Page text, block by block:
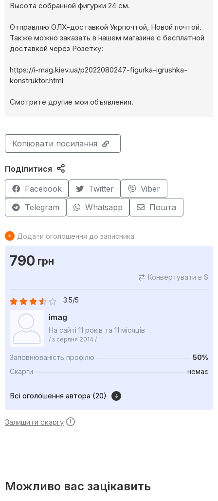
Высота собранной фигурки 24 см.
Отправляю ОЛХ-доставкой Укрпочтой, Новой почтой.
Также можно заказать в нашем магазине с бесплатной
доставкой через Розетку:
https://i-mag.kiev.ua/p2022080247-figurka-igrushka-
konstruktor.html
Смотрите другие мои объявления.
Копіювати посилання
Поділитися
Facebook Twitter
Viber
Telegram
Whatsapp Пошта
Додати оголошення до записника
790 грн
Конвертувати в $
3.5/5
imag
На сайті 11 років та 11 місяців
/ з серпня 2014 /
Заповнюваність профілю
50%
Скарги
немає
Всі оголошення автора (20)
Залишити скаргу
Можливо вас зацікавить